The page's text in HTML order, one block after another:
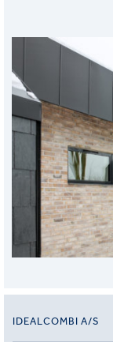
IDEALCOMBI A/S